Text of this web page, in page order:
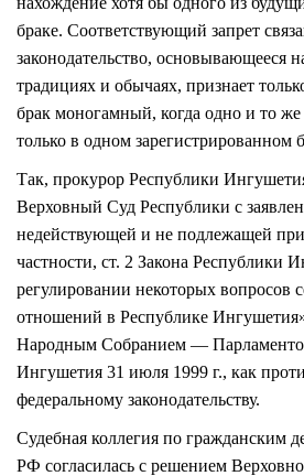
браке. Соответствующий запрет
законодательство, основывающееся
традициях и обычаях, признает
брак моногамный, когда одно и то
только в одном зарегистрированном
Так, прокурор Республики
Верховный Суд Республики с
недействующей и не подлежащей
частности, ст. 2 Закона Республики
регулировании некоторых вопросов
отношений в Республике
Народным Собранием —
Ингушетия 31 июля 1999 г., как
федеральному законодательству.
Судебная коллегия по гражданским
РФ согласилась с решением